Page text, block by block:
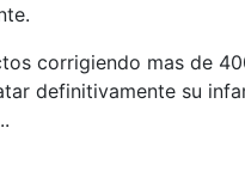
corrigiendo mas de
definitivamente su